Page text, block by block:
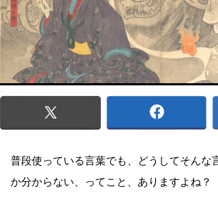
普段使っている言葉でも、どうしてそんな
か分からない、ってこと、ありますよね？